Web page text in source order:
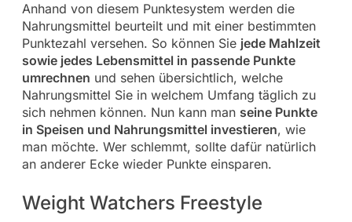
Anhand von diesem Punktesystem werden die
Nahrungsmittel beurteilt und mit einer bestimmten
Punktezahl versehen. So können Sie jede Mahlzeit
sowie jedes Lebensmittel in passende Punkte
umrechnen und sehen übersichtlich, welche
Nahrungsmittel Sie in welchem Umfang täglich zu
sich nehmen können. Nun kann man seine Punkte
in Speisen und Nahrungsmittel investieren, wie
man möchte. Wer schlemmt, sollte dafür natürlich
an anderer Ecke wieder Punkte einsparen.
Weight Watchers Freestyle